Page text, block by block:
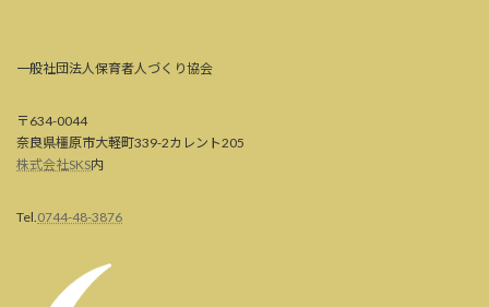
一般社団法人保育者人づくり協会
〒634-0044
奈良県橿原市大軽町339-2カレント205
株式会社SKS内
Tel. 0744-48-3876